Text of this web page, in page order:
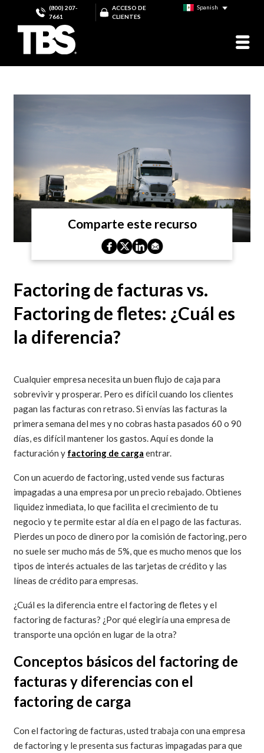
(800) 207-
7661
ACCESO DE
CLIENTES
Spanish
Comparte este recurso
Factoring de facturas vs.
Factoring de fletes: ¿Cuál es
la diferencia?
Cualquier empresa necesita un buen flujo de caja para
sobrevivir y prosperar. Pero es difícil cuando los clientes
pagan las facturas con retraso. Si envías las facturas la
primera semana del mes y no cobras hasta pasados 60 o 90
días, es difícil mantener los gastos. Aquí es donde la
facturación y factoring de carga entrar.
Con un acuerdo de factoring, usted vende sus facturas
impagadas a una empresa por un precio rebajado. Obtienes
liquidez inmediata, lo que facilita el crecimiento de tu
negocio y te permite estar al día en el pago de las facturas.
Pierdes un poco de dinero por la comisión de factoring, pero
no suele ser mucho más de 5%, que es mucho menos que los
tipos de interés actuales de las tarjetas de crédito y las
líneas de crédito para empresas.
¿Cuál es la diferencia entre el factoring de fletes y el
factoring de facturas? ¿Por qué elegiría una empresa de
transporte una opción en lugar de la otra?
Conceptos básicos del factoring de
facturas y diferencias con el
factoring de carga
Con el factoring de facturas, usted trabaja con una empresa
de factoring y le presenta sus facturas impagadas para que